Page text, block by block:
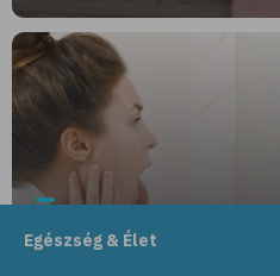
Milyen
színe?
Egészség & Élet